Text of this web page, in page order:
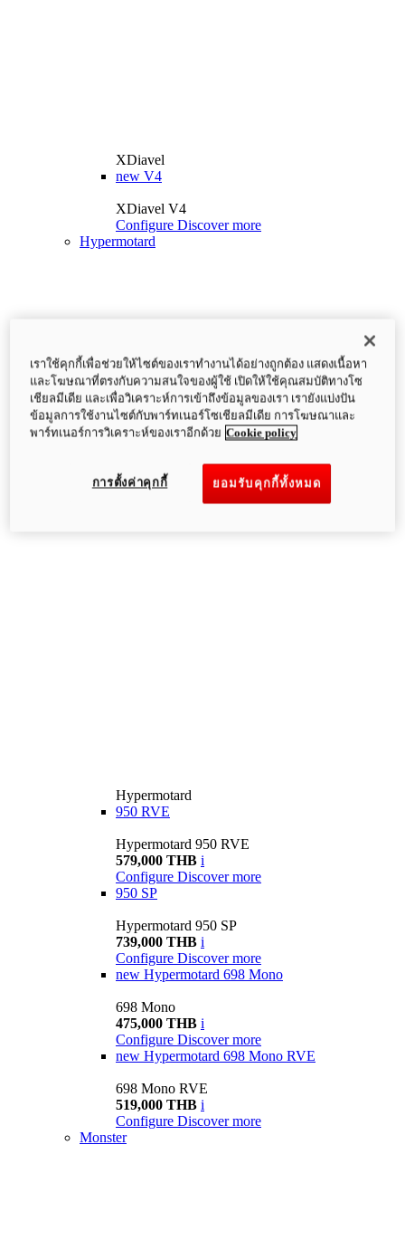
XDiavel
new V4
XDiavel V4
Configure Discover more
Hypermotard
Hypermotard
950 RVE
Hypermotard 950 RVE
579,000 THB i
Configure Discover more
950 SP
Hypermotard 950 SP
739,000 THB i
Configure Discover more
new Hypermotard 698 Mono
698 Mono
475,000 THB i
Configure Discover more
new Hypermotard 698 Mono RVE
698 Mono RVE
519,000 THB i
Configure Discover more
Monster
เราใช้คุกกี้เพื่อช่วยให้ไซต์ของเราทำงานได้อย่างถูกต้อง แสดงเนื้อหา
และโฆษณาที่ตรงกับความสนใจของผู้ใช้ เปิดให้ใช้คุณสมบัติทางโซ
เชียลมีเดีย และเพื่อวิเคราะห์การเข้าถึงข้อมูลของเรา เรายังแบ่งปัน
ข้อมูลการใช้งานไซต์กับพาร์ทเนอร์โซเชียลมีเดีย การโฆษณาและ
พาร์ทเนอร์การวิเคราะห์ของเราอีกด้วย Cookie policy
ยอมรับคุกกี้ทั้งหมด
การตั้งค่าคุกกี้